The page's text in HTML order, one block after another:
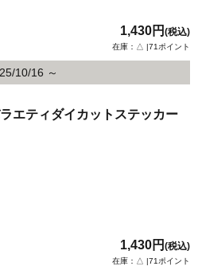
1,430円 (税込)
在庫：△ |71ポイント
10/16 ～
エティダイカットステッカー
1,430円 (税込)
在庫：△ |71ポイント